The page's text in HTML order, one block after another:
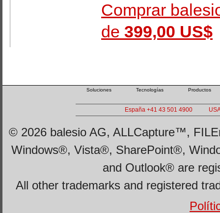
Comprar
de 399,00 US$
Soluciones Tecnologías Productos
España +41 43 501 4900
© 2026 balesio AG, ALLCapture™,
Windows®, Vista®, SharePoint®,
and Outlook® are
All other trademarks and registered